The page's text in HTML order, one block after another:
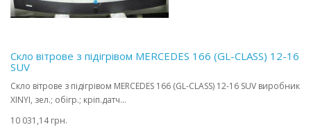
Скло вітрове з підігрівом MERCEDES 166 (GL-CLASS) 12-16
SUV
Скло вітрове з підігрівом MERCEDES 166 (GL-CLASS) 12-16 SUV виробник
XINYI, зел.; обігр.; кріп.датч...
10 031,14 грн.